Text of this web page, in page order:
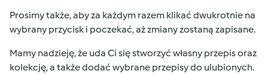
Prosimy także, aby za każdym razem klikać dwukrotnie na
wybrany przycisk i poczekać, aż zmiany zostaną zapisane.
Mamy nadzieję, że uda Ci się stworzyć własny przepis oraz
kolekcję, a także dodać wybrane przepisy do ulubionych.